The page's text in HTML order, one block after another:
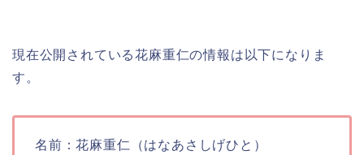
現在公開されている花麻重仁の情報は以下になりま
す。
名前：花麻重仁（はなあさしげひと）